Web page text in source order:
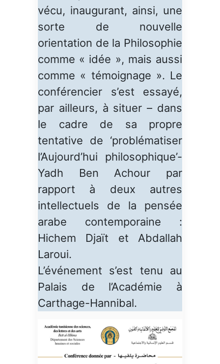
vécu, inaugurant, ainsi, une
sorte de nouvelle
orientation de la Philosophie
comme « idée », mais aussi
comme « témoignage ». Le
conférencier s’est essayé,
par ailleurs, à situer – dans
le cadre de sa propre
tentative de ‘problématiser
l’Aujourd’hui philosophique’-
Yadh Ben Achour par
rapport à deux autres
intellectuels de la pensée
arabe contemporaine :
Hichem Djaït et Abdallah
Laroui.
L’événement s’est tenu au
Palais de l’Académie à
Carthage-Hannibal.